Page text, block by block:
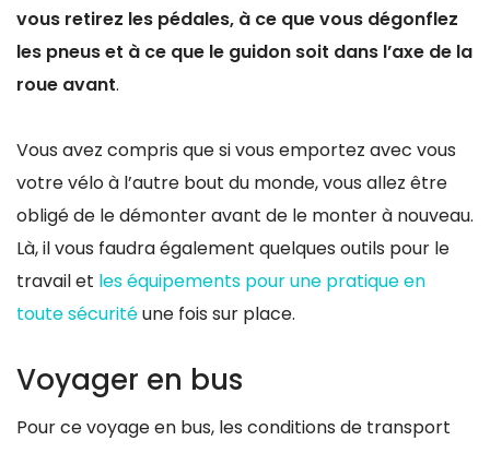
vous retirez les pédales, à ce que vous dégonflez
les pneus et à ce que le guidon soit dans l’axe de la
roue avant.
Vous avez compris que si vous emportez avec vous
votre vélo à l’autre bout du monde, vous allez être
obligé de le démonter avant de le monter à nouveau.
Là, il vous faudra également quelques outils pour le
travail et les équipements pour une pratique en
toute sécuritéune fois sur place.
Voyager en bus
Pour ce voyage en bus, les conditions de transport